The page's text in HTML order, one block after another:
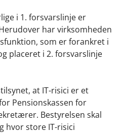
i 1. forsvarslinje er
har virksomheden
som er forankret i
placeret i 2. forsvarslinje
at IT-risici er et
Pensionskassen for
Bestyrelsen skal
hvor store IT-risici